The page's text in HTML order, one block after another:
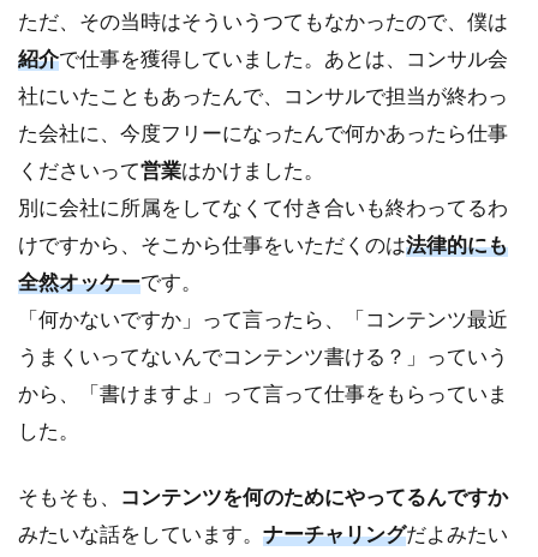
ただ、その当時はそういうつてもなかったので、僕は
紹介で仕事を獲得していました。あとは、コンサル会
社にいたこともあったんで、コンサルで担当が終わっ
た会社に、今度フリーになったんで何かあったら仕事
くださいって営業はかけました。
別に会社に所属をしてなくて付き合いも終わってるわ
けですから、そこから仕事をいただくのは法律的にも
全然オッケーです。
「何かないですか」って言ったら、「コンテンツ最近
うまくいってないんでコンテンツ書ける？」っていう
から、「書けますよ」って言って仕事をもらっていま
した。
そもそも、 コンテンツを何のためにやってるんですか
みたいな話をしています。 ナーチャリングだよみたい